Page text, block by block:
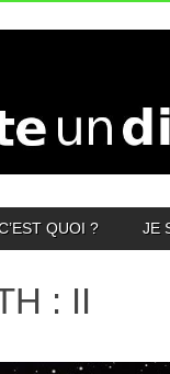
QUOI ? JE
: II